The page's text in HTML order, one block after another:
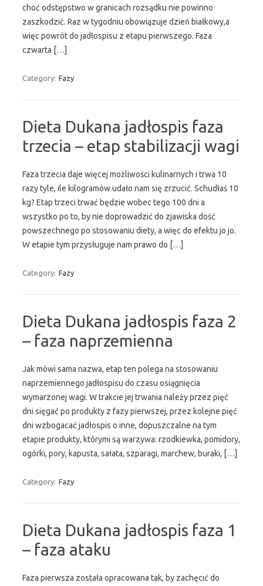
choć odstępstwo w granicach rozsądku nie powinno
zaszkodzić. Raz w tygodniu obowiązuje dzień białkowy,a
więc powrót do jadłospisu z etapu pierwszego. Faza
czwarta […]
Category: Fazy
Dieta Dukana jadłospis faza
trzecia – etap stabilizacji wagi
Faza trzecia daje więcej możliwości kulinarnych i trwa 10
razy tyle, ile kilogramów udało nam się zrzucić. Schudłaś 10
kg? Etap trzeci trwać będzie wobec tego 100 dni a
wszystko po to, by nie doprowadzić do zjawiska dość
powszechnego po stosowaniu diety, a więc do efektu jo jo.
W etapie tym przysługuje nam prawo do […]
Category: Fazy
Dieta Dukana jadłospis faza 2
– faza naprzemienna
Jak mówi sama nazwa, etap ten polega na stosowaniu
naprzemiennego jadłospisu do czasu osiągnięcia
wymarzonej wagi. W trakcie jej trwania należy przez pięć
dni sięgać po produkty z fazy pierwszej, przez kolejne pięć
dni wzbogacać jadłospis o inne, dopuszczalne na tym
etapie produkty, którymi są warzywa: rzodkiewka, pomidory,
ogórki, pory, kapusta, sałata, szparagi, marchew, buraki, […]
Category: Fazy
Dieta Dukana jadłospis faza 1
– faza ataku
Faza pierwsza została opracowana tak, by zachęcić do